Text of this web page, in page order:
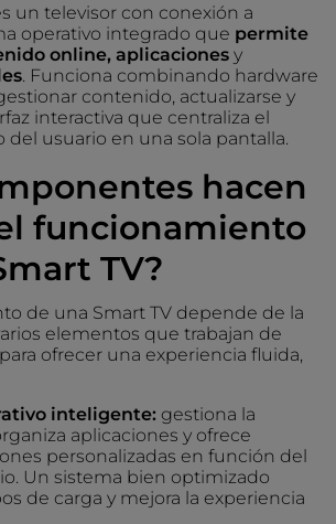
un televisor con conexión a
operativo integrado que permite
online, aplicaciones y
. Funciona combinando hardware
contenido, actualizarse y
interactiva que centraliza el
usuario en una sola pantalla.
hacen
funcionamiento
TV?
de una Smart TV depende de la
elementos que trabajan de
ofrecer una experiencia fluida,
inteligente: gestiona la
aplicaciones y ofrece
personalizadas en función del
Un sistema bien optimizado
de carga y mejora la experiencia